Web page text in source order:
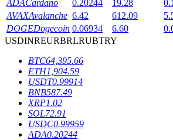
鎖倉BTR
輕鬆獲得多重福利
ADACardano 0.20244 19.28
AVAXAvalanche 6.42 612.09
DOGEDogecoin 0.06934 6.60
USDINREURBRLRUBTRY
BTC64,395.66
ETH1,904.59
USDT0.99914
BNB587.49
XRP1.02
SOL72.91
USDC0.99959
ADA0.20244